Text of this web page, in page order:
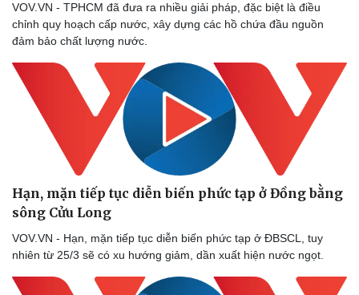
VOV.VN - TPHCM đã đưa ra nhiều giải pháp, đặc biệt là điều
chỉnh quy hoạch cấp nước, xây dựng các hồ chứa đầu nguồn
đảm bảo chất lượng nước.
Hạn, mặn tiếp tục diễn biến phức tạp ở Đồng bằng
sông Cửu Long
VOV.VN - Hạn, mặn tiếp tục diễn biến phức tạp ở ĐBSCL, tuy
nhiên từ 25/3 sẽ có xu hướng giảm, dần xuất hiện nước ngọt.